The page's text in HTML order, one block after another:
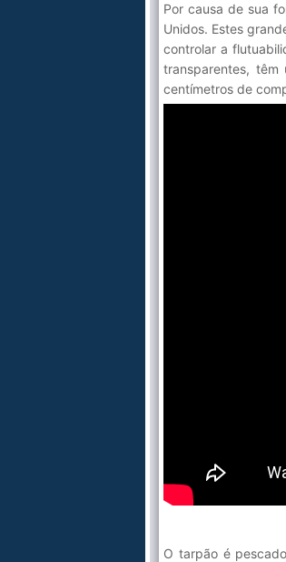
Por causa de sua
Unidos. Estes
controlar a
transparentes,
centímetros de
O tarpão é